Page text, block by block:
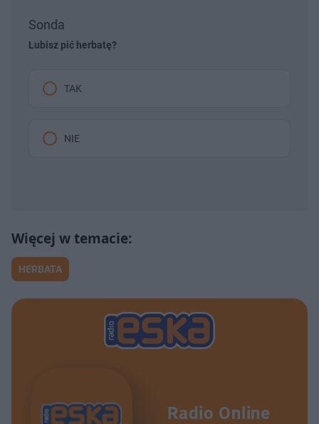
Sonda
Lubisz pić herbatę?
TAK
NIE
HERBATA
Radio Online